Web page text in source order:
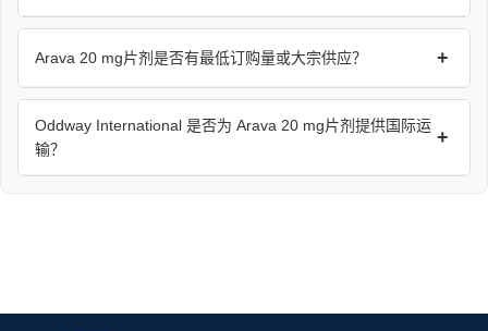
Arava 20 mg片剂是否有最低订购量或大宗供应？ +
Oddway International 是否为 Arava 20 mg片剂提供国际运
输？
+